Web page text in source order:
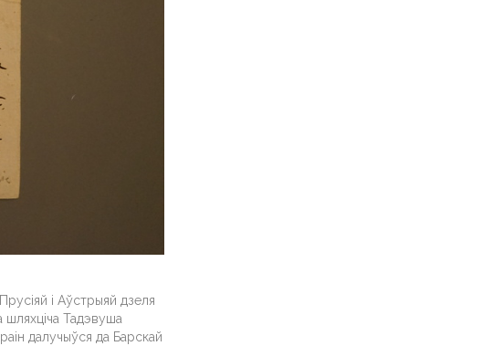
і Аўстрыяй дзеля
шляхціча Тадэвуша
далучыўся да Барскай